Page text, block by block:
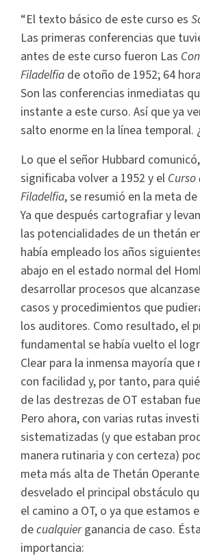
“El texto básico de este curso es
Las primeras conferencias que
antes de este curso fueron Las
Filadelfia de otoño de 1952; 64
Son las conferencias inmediatas
instante a este curso. Así que ya
salto enorme en la línea temporal.
Lo que el señor Hubbard
significaba volver a 1952 y el
Filadelfia, se resumió en la meta de
Ya que después cartografiar y
las potencialidades de un thetán
había empleado los años
abajo en el estado normal del
desarrollar procesos que
casos y procedimientos que
los auditores. Como resultado, el
fundamental se había vuelto el
Clear para la inmensa mayoría
con facilidad y, por tanto, para
de las destrezas de OT estaban
Pero ahora, con varias rutas
sistematizadas (y que estaban
manera rutinaria y con certeza)
meta más alta de Thetán
desvelado el principal obstáculo
el camino a OT, o ya que estamos
decualquierganancia de caso.
importancia: